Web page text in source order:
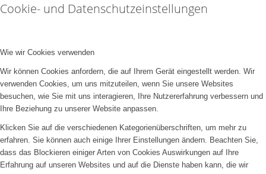
Cookie- und Datenschutzeinstellungen
Wie wir Cookies verwenden
Wir können Cookies anfordern, die auf Ihrem Gerät eingestellt werden. Wir
verwenden Cookies, um uns mitzuteilen, wenn Sie unsere Websites
besuchen, wie Sie mit uns interagieren, Ihre Nutzererfahrung verbessern und
Ihre Beziehung zu unserer Website anpassen.
Klicken Sie auf die verschiedenen Kategorienüberschriften, um mehr zu
erfahren. Sie können auch einige Ihrer Einstellungen ändern. Beachten Sie,
dass das Blockieren einiger Arten von Cookies Auswirkungen auf Ihre
Erfahrung auf unseren Websites und auf die Dienste haben kann, die wir